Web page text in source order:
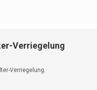
Verriegelung
Verriegelung.